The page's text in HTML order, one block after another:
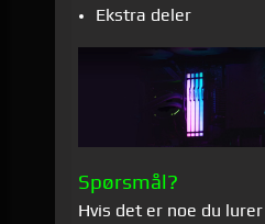
Ekstra deler
Spørsmål?
Hvis det er noe du